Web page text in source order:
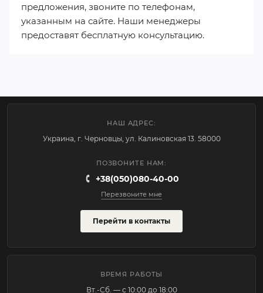
предложения, звоните по телефонам,
указанным на сайте. Наши менеджеры
предоставят бесплатную консультацию.
НАШ АДРЕС:
Украина, г. Черновцы, ул. Калиновская 13. 58000
ПОЗВОНИТЕ НАМ:
+38(050)080-40-00
Перезвоните мне
Перейти в контакты
ВРЕМЯ РАБОТЫ
Вт.-Cб. — с 10:00 до 18:00